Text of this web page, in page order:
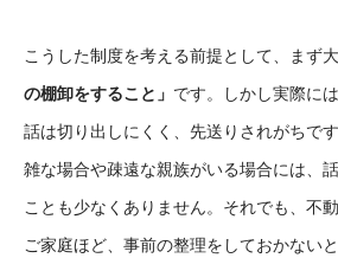
こうした制度を考える前提として、まず
の棚卸をすること」 です。しかし実際に
話は切り出しにくく、先送りされがちです
雑な場合や疎遠な親族がいる場合には、
ことも少なくありません。 それでも、不
ご家庭ほど、事前の整理をしておかない